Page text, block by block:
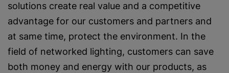
solutions create real value and a competitive
advantage for our customers and partners and
at same time, protect the environment. In the
field of networked lighting, customers can save
both money and energy with our products, as